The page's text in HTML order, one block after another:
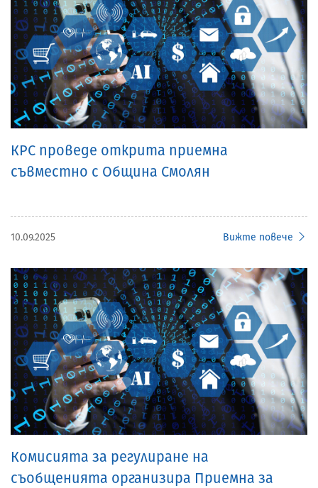
КРС проведе открита приемна
съвместно с Община Смолян
10.09.2025 Вижте повече
Комисията за регулиране на
съобщенията организира Приемна за